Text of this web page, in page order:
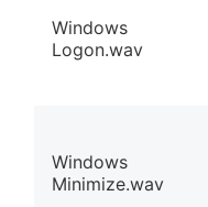
Windows
Logon.wav
Windows
Minimize.wav